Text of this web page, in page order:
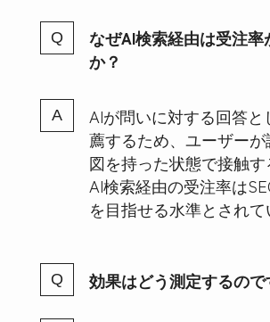
なぜAI検索経由は受注
か？
AIが問いに対する回答と
薦するため、ユーザー
図を持った状態で接触す
AI検索経由の受注率は
を目指せる水準とされて
効果はどう測定するので